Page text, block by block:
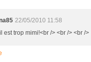
22/05/2010 11:58
est trop mimi!<br /> <br /> <br />